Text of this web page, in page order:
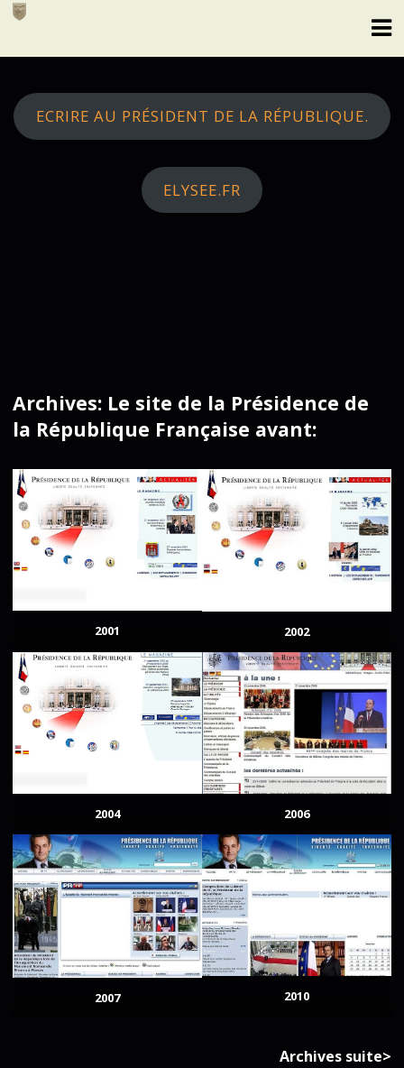
Skip
ECRIRE AU PRÉSIDENT DE LA RÉPUBLIQUE.
ELYSEE.FR
Archives: Le site de la Présidence de
la République Française avant:
2001 2002
2004 2006
2007 2010
Archives suite>